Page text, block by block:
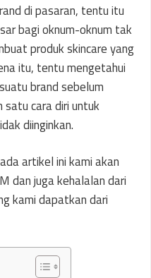
di pasaran, tentu itu
bagi oknum-oknum tak
produk skincare yang
itu, tentu mengetahui
brand sebelum
satu cara diri untuk
diinginkan.
artikel ini kami akan
dan juga kehalalan dari
kami dapatkan dari